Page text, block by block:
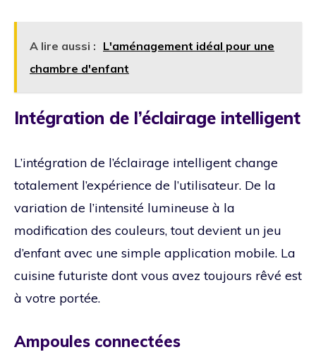
A lire aussi : L'aménagement idéal pour une
chambre d'enfant
Intégration de l’éclairage intelligent
L’intégration de l’éclairage intelligent change
totalement l’expérience de l’utilisateur. De la
variation de l’intensité lumineuse à la
modification des couleurs, tout devient un jeu
d’enfant avec une simple application mobile. La
cuisine futuriste dont vous avez toujours rêvé est
à votre portée.
Ampoules connectées